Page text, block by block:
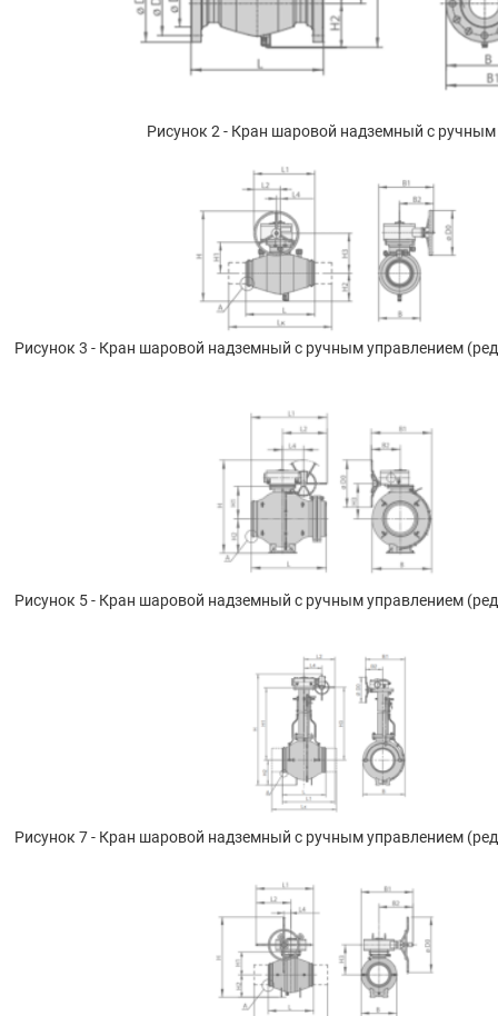
Рисунок 2 - Кран шаровой надземный с
Рисунок 3 - Кран шаровой надземный с ручным управлением
Рисунок 5 - Кран шаровой надземный с ручным управлением
Рисунок 7 - Кран шаровой надземный с ручным управлением